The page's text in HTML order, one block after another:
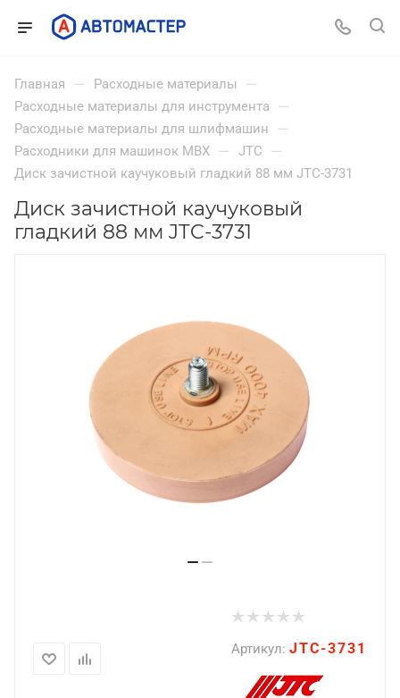
Главная — Расходные материалы —
Расходные материалы для инструмента —
Расходные материалы для шлифмашин —
Расходники для машинок MBX — JTC —
Диск зачистной каучуковый гладкий 88 мм JTC-3731
Диск зачистной каучуковый
гладкий 88 мм JTC-3731
Артикул: JTC-3731